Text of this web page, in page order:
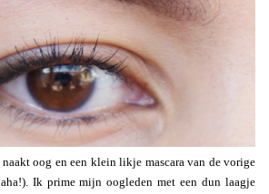
oog en een klein likje mascara van de vorige
Ik prime mijn oogleden met een dun laagje